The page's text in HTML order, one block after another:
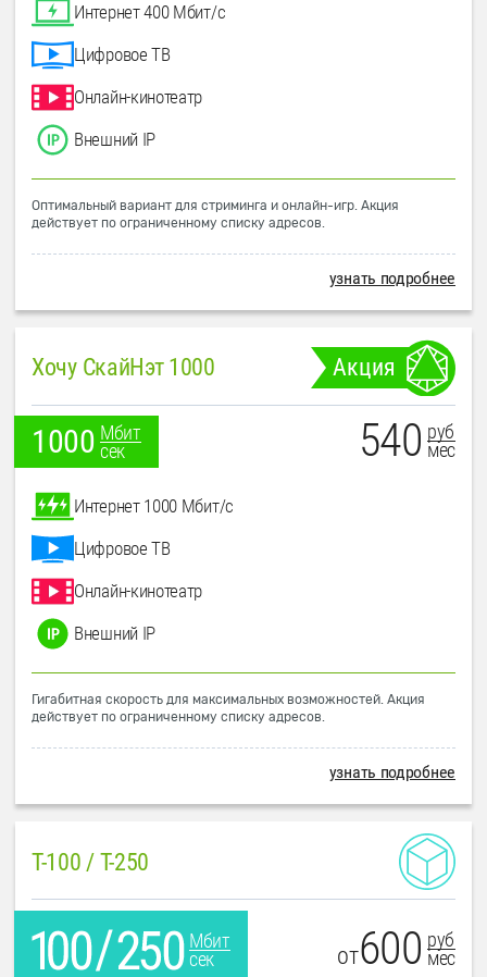
Интернет 400 Мбит/с
Цифровое ТВ
Онлайн-кинотеатр
Внешний IP
Оптимальный вариант для стриминга и онлайн-игр. Акция
действует по ограниченному списку адресов.
узнать подробнее
Хочу СкайНэт 1000 Акция
1000 Мбит
сек
540 руб
мес
Интернет 1000 Мбит/с
Цифровое ТВ
Онлайн-кинотеатр
Внешний IP
Гигабитная скорость для максимальных возможностей. Акция
действует по ограниченному списку адресов.
узнать подробнее
T-100 / T-250
Мбит
сек
от600 руб
мес